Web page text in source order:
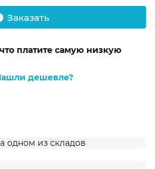
Заказать
платите самую низкую
дешевле?
одном из складов